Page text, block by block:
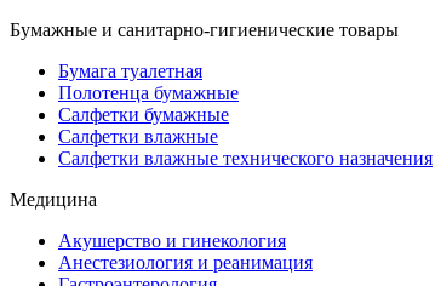
Бумажные и санитарно-гигиенические товары
Бумага туалетная
Полотенца бумажные
Салфетки бумажные
Салфетки влажные
Салфетки влажные технического назначения
Медицина
Акушерство и гинекология
Анестезиология и реанимация